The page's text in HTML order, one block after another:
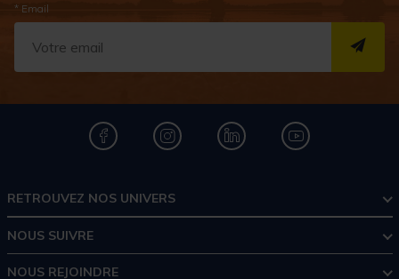
* Email
RETROUVEZ NOS UNIVERS
NOUS SUIVRE
NOUS REJOINDRE